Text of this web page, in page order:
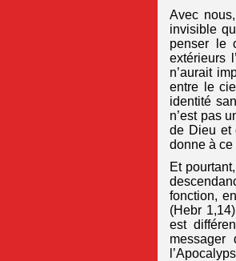
Avec
invisible
penser le
extérieurs
n’aurait
entre le
identité
n’est pas
de Dieu et
donne à ce
Et
fonction,
(Hebr
est